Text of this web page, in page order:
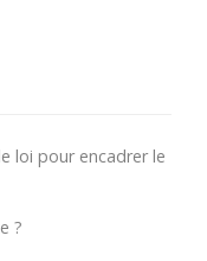
loi pour encadrer le
?